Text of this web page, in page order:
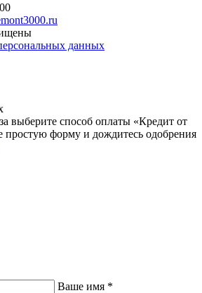
данных
выберите способ оплаты «Кредит от
простую форму и дождитесь одобрения
Ваше имя *